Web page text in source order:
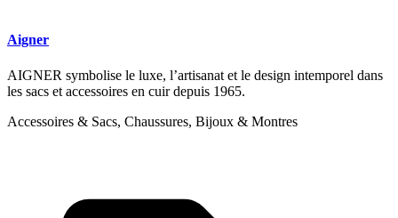
Aigner
AIGNER symbolise le luxe, l’artisanat et le design intemporel dans
les sacs et accessoires en cuir depuis 1965.
Accessoires & Sacs, Chaussures, Bijoux & Montres